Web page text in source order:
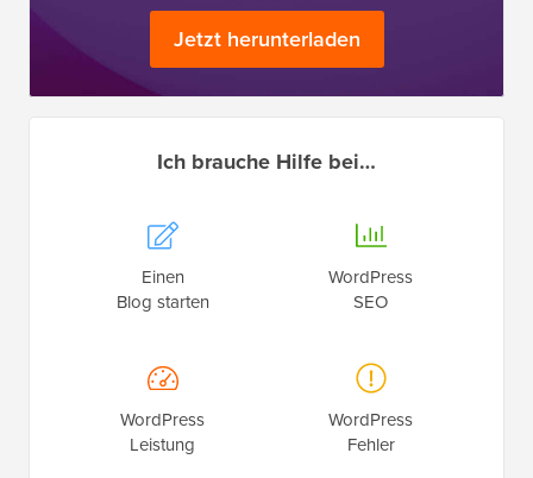
Jetzt herunterladen
Ich brauche Hilfe bei…
Einen
Blog starten
WordPress
SEO
WordPress
Leistung
WordPress
Fehler